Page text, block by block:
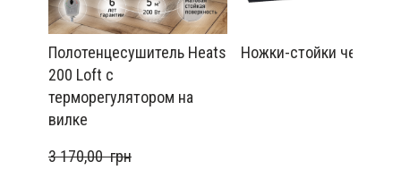
Полотенцесушитель Heats
200 Loft с
терморегулятором на
вилке
3 170,00  грн
Ножки-стойки черные